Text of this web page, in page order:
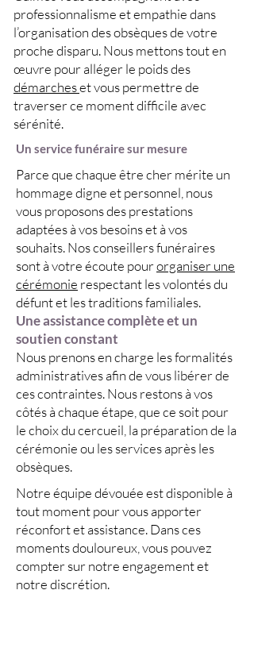
professionnalisme et empathie dans
l’organisation des obsèques de votre
proche disparu. Nous mettons tout en
œuvre pour alléger le poids des
démarcheset vous permettre de
traverser ce moment difficile avec
sérénité.
Un service funéraire sur mesure
Parce que chaque être cher mérite un
hommage digne et personnel, nous
vous proposons des prestations
adaptées à vos besoins et à vos
souhaits. Nos conseillers funéraires
sont à votre écoute pourorganiser une
cérémonie respectant les volontés du
défunt et les traditions familiales.
Une assistance complète et un
soutien constant
Nous prenons en charge les formalités
administratives afin de vous libérer de
ces contraintes. Nous restons à vos
côtés à chaque étape, que ce soit pour
le choix du cercueil, la préparation de la
cérémonie ou les services après les
obsèques.
Notre équipe dévouée est disponible à
tout moment pour vous apporter
réconfort et assistance. Dans ces
moments douloureux, vous pouvez
compter sur notre engagement et
notre discrétion.